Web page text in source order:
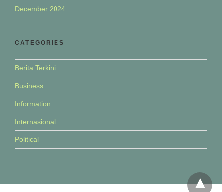
December 2024
CATEGORIES
Berita Terkini
Business
Information
Internasional
Political